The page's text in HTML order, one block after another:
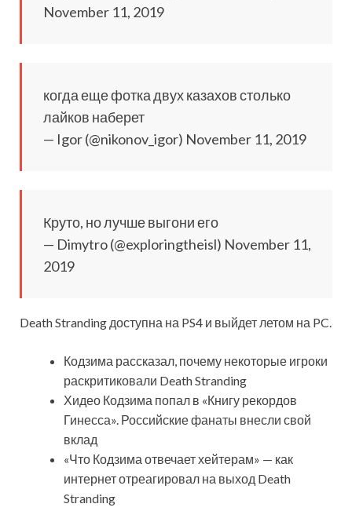
November 11, 2019
когда еще фотка двух казахов столько
лайков наберет
— Igor (@nikonov_igor) November 11, 2019
Круто, но лучше выгони его
— Dimytro (@exploringtheisl) November 11,
2019
Death Stranding доступна на PS4 и выйдет летом на PC.
Кодзима рассказал, почему некоторые игроки
раскритиковали Death Stranding
Хидео Кодзима попал в «Книгу рекордов
Гинесса». Российские фанаты внесли свой
вклад
«Что Кодзима отвечает хейтерам» — как
интернет отреагировал на выход Death
Stranding